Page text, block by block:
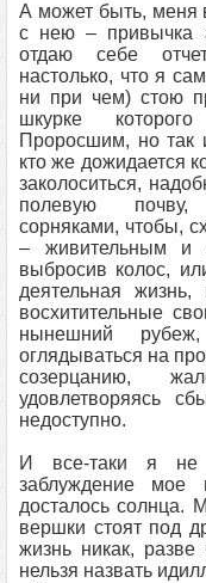
А может быть, меня
с нею – привычка
отдаю себе
настолько, что я
ни при чем) стою
шкурке
Проросшим, но так
кто же дожидается
заколоситься,
полевую почву,
сорняками, чтобы,
– живительным и
выбросив колос,
деятельная
восхитительные
нынешний
оглядываться на
созерцанию,
удовлетворяясь
недоступно.
И все-таки я не
заблуждение
досталось солнца.
вершки стоят под
жизнь никак, разве
нельзя назвать